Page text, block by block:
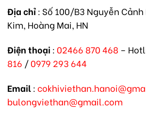
Địa chỉ: Số 100/B3 Nguyễn
Kim, Hoàng Mai, HN
Điện thoại : 02466 870 468 –
816 /0979 293 644
Email:
bulongviethan@gmail.com